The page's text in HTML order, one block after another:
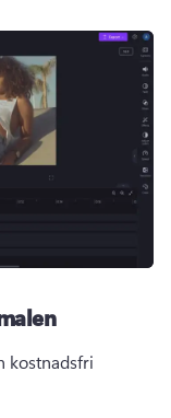
kostnadsfri